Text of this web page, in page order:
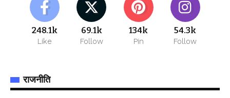
248.1k
Like
69.1k
Follow
134k
Pin
54.3k
Follow
राजनीति